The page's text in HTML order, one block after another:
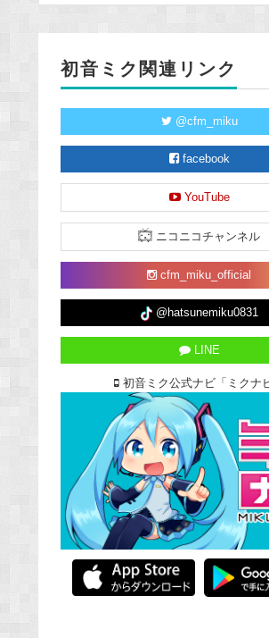
初音ミク関連リンク
@cfm_miku
facebook
YouTube
ニコニコチャンネル
cfm_miku_official
@hatsunemiku0831
LINE
初音ミク公式ナビ「ミクナ